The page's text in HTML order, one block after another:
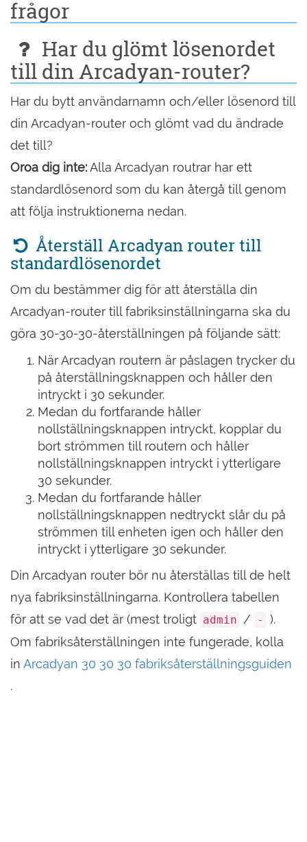
frågor
Har du glömt lösenordet
till din Arcadyan-router?
Har du bytt användarnamn och/eller lösenord till
din Arcadyan-router och glömt vad du ändrade
det till?
Oroa dig inte:Alla Arcadyan routrar har ett
standardlösenord som du kan återgå till genom
att följa instruktionerna nedan.
Återställ Arcadyan router till
standardlösenordet
Om du bestämmer dig för att återställa din
Arcadyan-router till fabriksinställningarna ska du
göra 30-30-30-återställningen på följande sätt:
När Arcadyan routern är påslagen trycker du
på återställningsknappen och håller den
intryckt i 30 sekunder.
Medan du fortfarande håller
nollställningsknappen intryckt, kopplar du
bort strömmen till routern och håller
nollställningsknappen intryckt i ytterligare
30 sekunder.
Medan du fortfarande håller
nollställningsknappen nedtryckt slår du på
strömmen till enheten igen och håller den
intryckt i ytterligare 30 sekunder.
Din Arcadyan router bör nu återställas till de helt
nya fabriksinställningarna. Kontrollera tabellen
för att se vad det är (mest troligt admin / -
).
Om fabriksåterställningen inte fungerade, kolla
in Arcadyan 30 30 30 fabriksåterställningsguiden
.